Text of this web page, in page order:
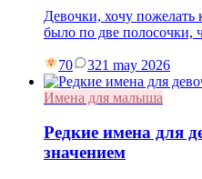
Девочки, хочу пожелать
было по две
70 321 may 2026
Имена для малыша
Редкие имена для
значением